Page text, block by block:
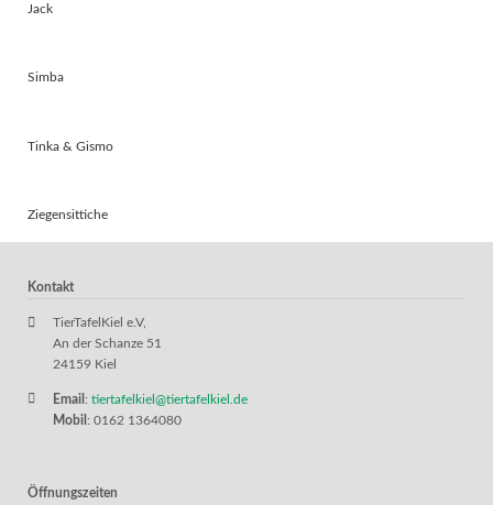
Jack
Simba
Tinka & Gismo
Ziegensittiche
Kontakt
TierTafelKiel e.V,
An der Schanze 51
24159 Kiel
Email : tiertafelkiel@tiertafelkiel.de
Mobil : 0162 1364080
Öffnungszeiten